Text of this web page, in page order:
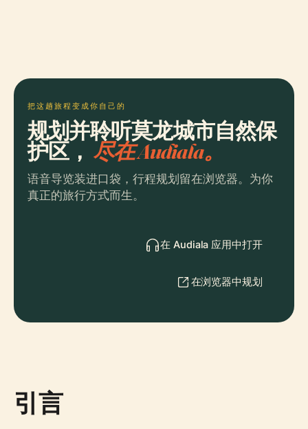
把这趟旅程变成你自己的
规划并聆听莫龙城市自然保
护区， 尽在 Audiala。
语音导览装进口袋，行程规划留在浏览器。为你
真正的旅行方式而生。
在 Audiala 应用中打开
在浏览器中规划
引言